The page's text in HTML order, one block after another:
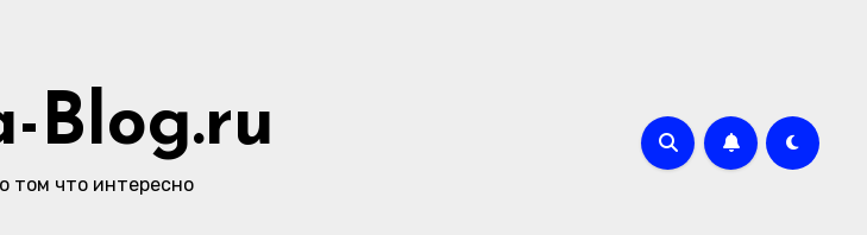
Blog.ru
том что интересно